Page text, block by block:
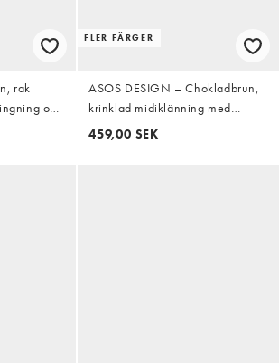
rak
och
FLER FÄRGER
ASOS DESIGN – Chokladbrun,
krinklad midiklänning med
knäppning
459,00 SEK